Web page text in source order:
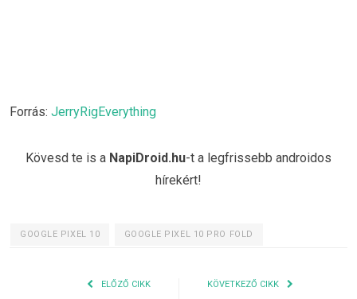
Forrás: JerryRigEverything
Kövesd te is a NapiDroid.hu-t a legfrissebb androidos
hírekért!
GOOGLE PIXEL 10 GOOGLE PIXEL 10 PRO FOLD
ELŐZŐ CIKK KÖVETKEZŐ CIKK